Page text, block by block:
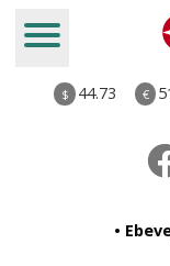
$ 44.73 €
•